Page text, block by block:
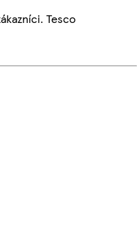
Tesco